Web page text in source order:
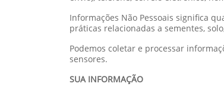
Informações Não Pessoais significa
práticas relacionadas a sementes,
Podemos coletar e processar
sensores.
SUA INFORMAÇÃO